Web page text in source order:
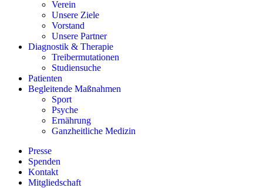
Verein
Unsere Ziele
Vorstand
Unsere Partner
Diagnostik & Therapie
Treibermutationen
Studiensuche
Patienten
Begleitende Maßnahmen
Sport
Psyche
Ernährung
Ganzheitliche Medizin
Presse
Spenden
Kontakt
Mitgliedschaft